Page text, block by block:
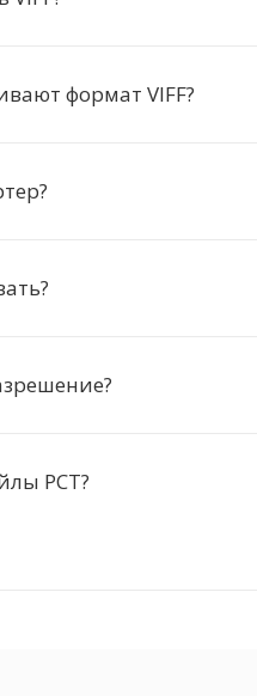
формат VIFF?
PCT?